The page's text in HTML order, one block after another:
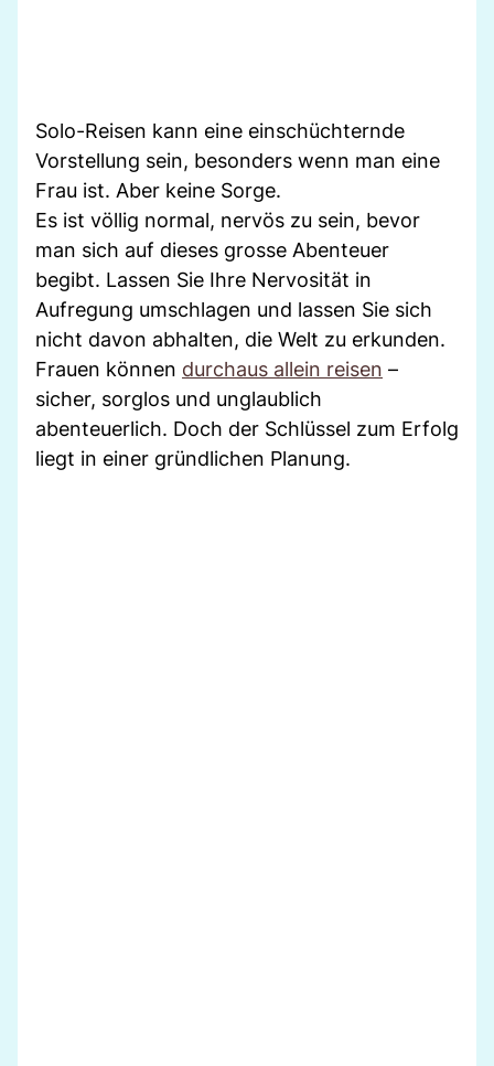
Solo-Reisen kann eine einschüchternde
Vorstellung sein, besonders wenn man eine
Frau ist. Aber keine Sorge.
Es ist völlig normal, nervös zu sein, bevor
man sich auf dieses grosse Abenteuer
begibt. Lassen Sie Ihre Nervosität in
Aufregung umschlagen und lassen Sie sich
nicht davon abhalten, die Welt zu erkunden.
Frauen können durchaus allein reisen –
sicher, sorglos und unglaublich
abenteuerlich. Doch der Schlüssel zum Erfolg
liegt in einer gründlichen Planung.